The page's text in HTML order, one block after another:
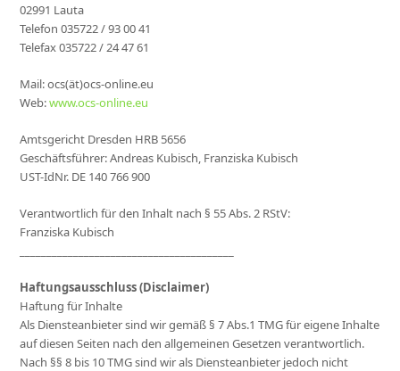
02991 Lauta
Telefon 035722 / 93 00 41
Telefax 035722 / 24 47 61
Mail: ocs(ät)ocs-online.eu
Web:www.ocs-online.eu
Amtsgericht Dresden HRB 5656
Geschäftsführer: Andreas Kubisch, Franziska Kubisch
UST-IdNr. DE 140 766 900
Verantwortlich für den Inhalt nach § 55 Abs. 2 RStV:
Franziska Kubisch
Haftungsausschluss (Disclaimer)
Haftung für Inhalte
Als Diensteanbieter sind wir gemäß § 7 Abs.1 TMG für eigene Inhalte
auf diesen Seiten nach den allgemeinen Gesetzen verantwortlich.
Nach §§ 8 bis 10 TMG sind wir als Diensteanbieter jedoch nicht